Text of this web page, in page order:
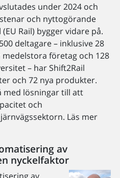
under 2024 och
och nyttogörande
Rail) bygger vidare på.
deltagare – inklusive 28
företag och 128
– har Shift2Rail
och 72 nya produkter.
med lösningar till att
och
Läs mer
av
nyckelfaktor